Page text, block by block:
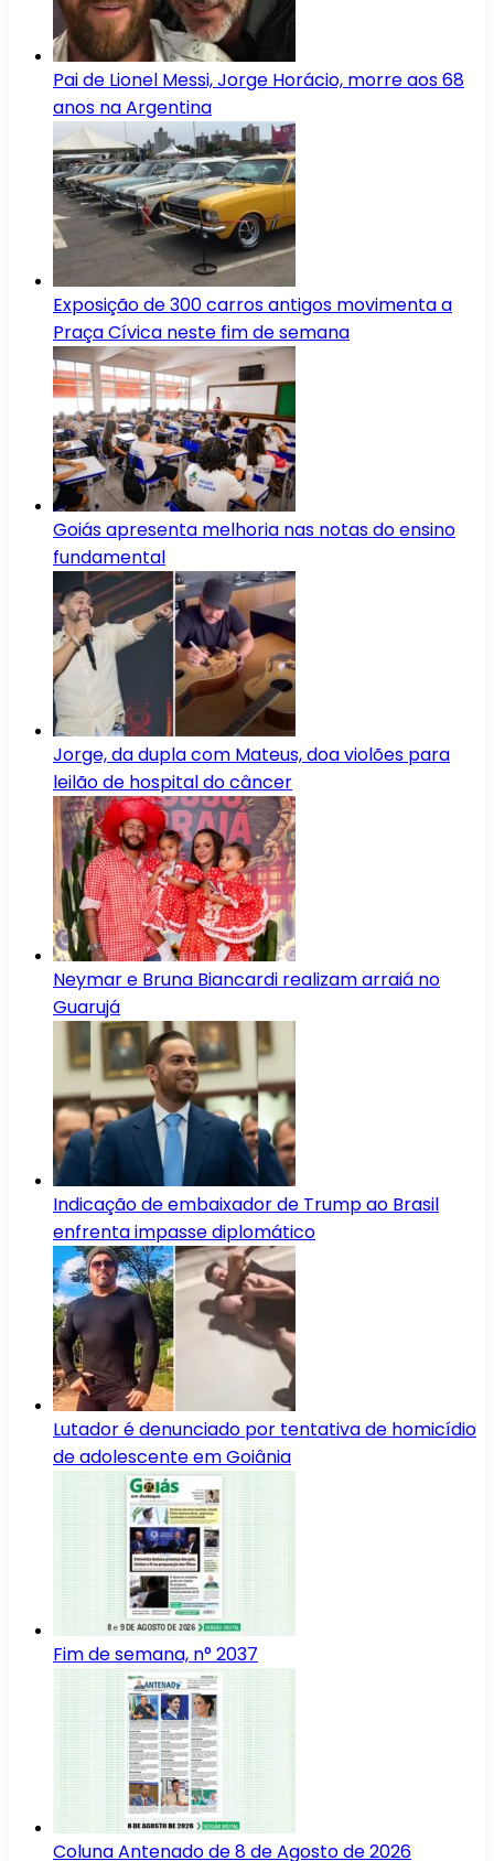
Pai de Lionel Messi, Jorge Horácio, morre aos 68
anos na Argentina
Exposição de 300 carros antigos movimenta a
Praça Cívica neste fim de semana
Goiás apresenta melhoria nas notas do ensino
fundamental
Jorge, da dupla com Mateus, doa violões para
leilão de hospital do câncer
Neymar e Bruna Biancardi realizam arraiá no
Guarujá
Indicação de embaixador de Trump ao Brasil
enfrenta impasse diplomático
Lutador é denunciado por tentativa de homicídio
de adolescente em Goiânia
Fim de semana, n° 2037
Coluna Antenado de 8 de Agosto de 2026